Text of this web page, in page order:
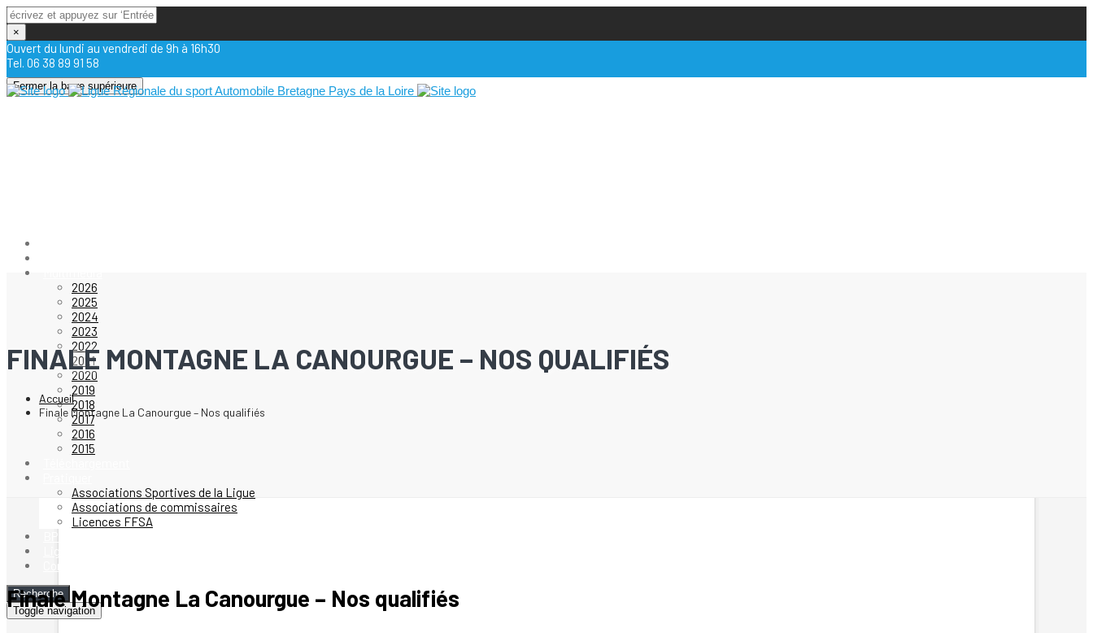
×
Ouvert du lundi au vendredi de 9h à 16h30
Tel. 06 38 89 91 58
Fermer la barre supérieure
2026
2025
2024
2023
2022
2021
2020
2019
2018
2017
2016
2015
Associations Sportives de la Ligue
Associations de commissaires
Licences FFSA
Contact
Recherche
Toggle navigation
FINALE MONTAGNE LA CANOURGUE – NOS QUALIFIÉS
Accueil
Finale Montagne La Canourgue – Nos qualifiés
Finale Montagne La Canourgue – Nos qualifiés